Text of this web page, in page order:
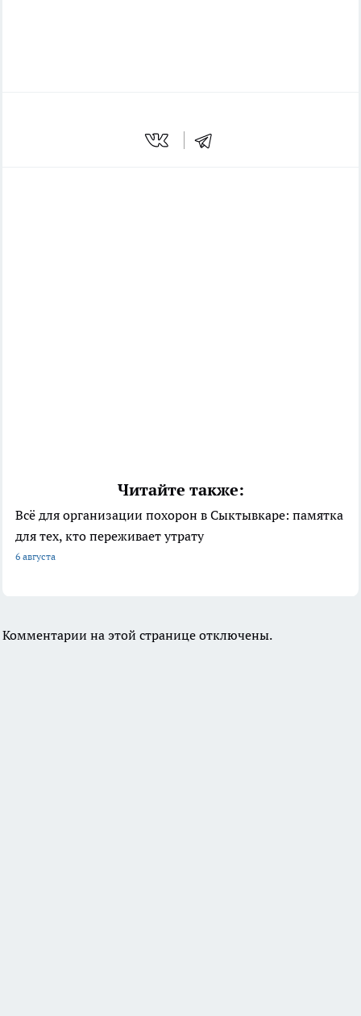
Читайте также:
Всё для организации похорон в Сыктывкаре: памятка
для тех, кто переживает утрату
6 августа
Комментарии на этой странице отключены.